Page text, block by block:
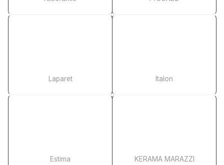
Laparet Italon
Estima KERAMA MARAZZI